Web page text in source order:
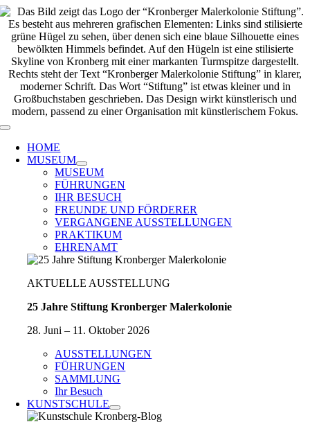
Zum
Inhalt
springen
Toggle
Navigation
HOME
MUSEUM
MUSEUM
FÜHRUNGEN
IHR BESUCH
FREUNDE UND FÖRDERER
VERGANGENE AUSSTELLUNGEN
PRAKTIKUM
EHRENAMT
AKTUELLE AUSSTELLUNG
25 Jahre Stiftung Kronberger Malerkolonie
28. Juni – 11. Oktober 2026
AUSSTELLUNGEN
FÜHRUNGEN
SAMMLUNG
Ihr Besuch
KUNSTSCHULE